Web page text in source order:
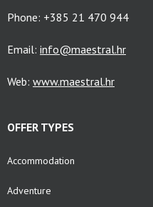
Phone: +385 21 470 944
Email: info@maestral.hr
Web: www.maestral.hr
OFFER TYPES
Accommodation
Adventure